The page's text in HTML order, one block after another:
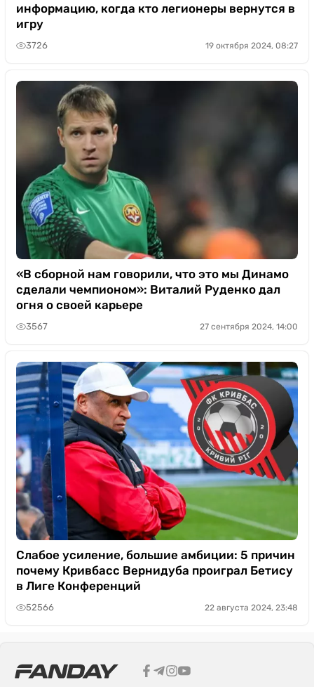
информацию, когда кто легионеры вернутся в
игру
3726 19 октября 2024, 08:27
«В сборной нам говорили, что это мы Динамо
сделали чемпионом»: Виталий Руденко дал
огня о своей карьере
3567 27 сентября 2024, 14:00
Слабое усиление, большие амбиции: 5 причин
почему Кривбасс Вернидуба проиграл Бетису
в Лиге Конференций
52566 22 августа 2024, 23:48